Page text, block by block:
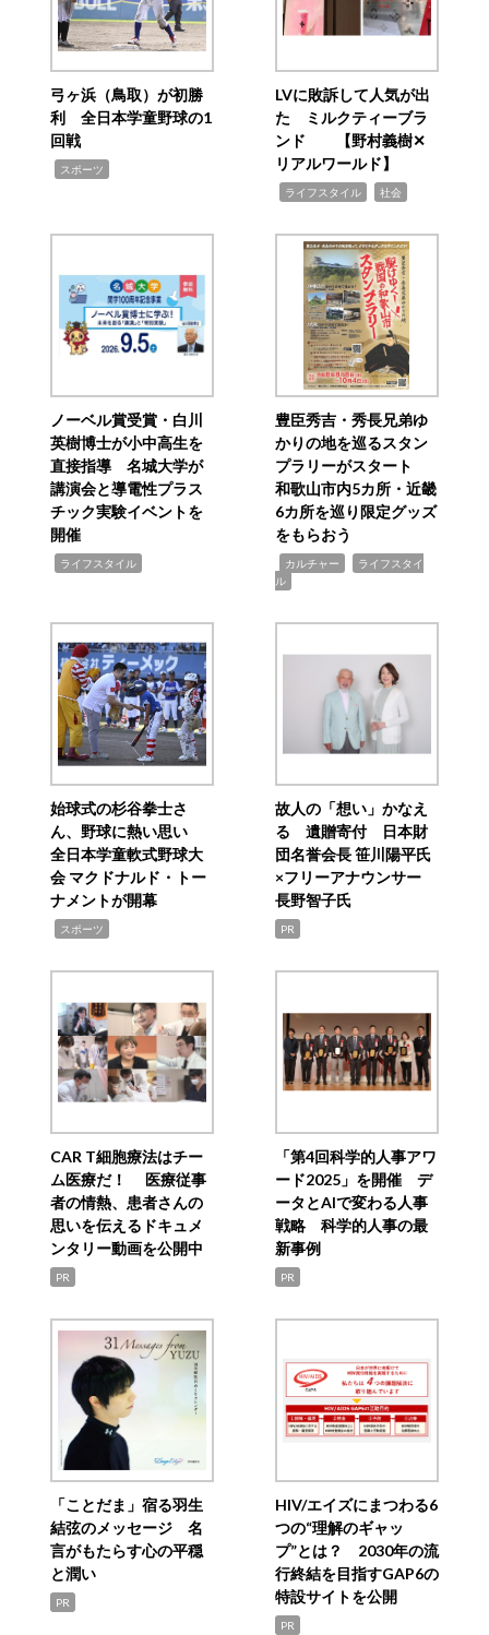
弓ヶ浜（鳥取）が初勝
利 全日本学童野球の1
回戦
スポーツ
LVに敗訴して人気が出
た ミルクティーブラ
ンド 【野村義樹✕
リアルワールド】
ライフスタイル 社会
ノーベル賞受賞・白川
英樹博士が小中高生を
直接指導 名城大学が
講演会と導電性プラス
チック実験イベントを
開催
ライフスタイル
豊臣秀吉・秀長兄弟ゆ
かりの地を巡るスタン
プラリーがスタート
和歌山市内5カ所・近畿
6カ所を巡り限定グッズ
をもらおう
カルチャー
ライフスタイ
ル
始球式の杉谷拳士さ
ん、野球に熱い思い
全日本学童軟式野球大
会 マクドナルド・トー
ナメントが開幕
スポーツ
故人の「想い」かなえ
る 遺贈寄付 日本財
団名誉会長 笹川陽平氏
×フリーアナウンサー
長野智子氏
PR
CAR T細胞療法はチー
ム医療だ！ 医療従事
者の情熱、患者さんの
思いを伝えるドキュメ
ンタリー動画を公開中
PR
「第4回科学的人事アワ
ード2025」を開催 デ
ータとAIで変わる人事
戦略 科学的人事の最
新事例
PR
「ことだま」宿る羽生
結弦のメッセージ 名
言がもたらす心の平穏
と潤い
PR
HIV/エイズにまつわる6
つの“理解のギャッ
プ”とは？ 2030年の流
行終結を目指すGAP6の
特設サイトを公開
PR